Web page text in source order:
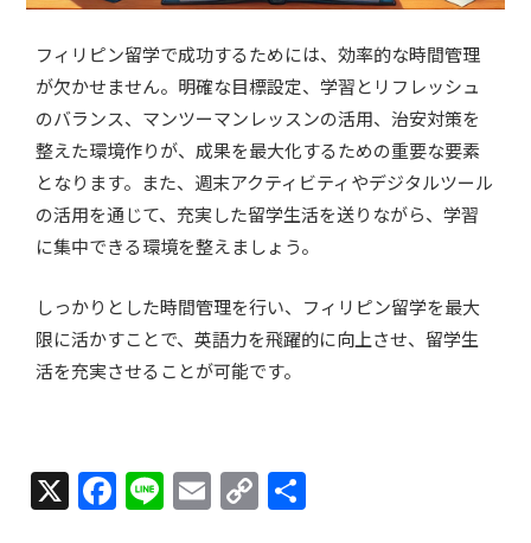
フィリピン留学で成功するためには、効率的な時間管理
が欠かせません。明確な目標設定、学習とリフレッシュ
のバランス、マンツーマンレッスンの活用、治安対策を
整えた環境作りが、成果を最大化するための重要な要素
となります。また、週末アクティビティやデジタルツール
の活用を通じて、充実した留学生活を送りながら、学習
に集中できる環境を整えましょう。
しっかりとした時間管理を行い、フィリピン留学を最大
限に活かすことで、英語力を飛躍的に向上させ、留学生
活を充実させることが可能です。
X
F
Li
E
C